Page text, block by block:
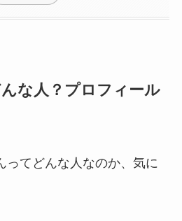
な人？プロフィール
ってどんな人なのか、気に